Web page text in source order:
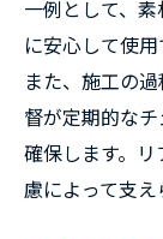
一例として、
に安心して使
また、施工の
督が定期的な
確保します。
慮によって支え